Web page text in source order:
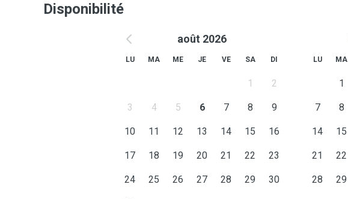
Disponibilité
août 2026
LU MA ME JE VE SA DI
1 2
3 4 5 6 7 8 9
10 11 12 13 14 15 16
17 18 19 20 21 22 23
24 25 26 27 28 29 30
LU MA
1
7 8
14 15
21 22
28 29